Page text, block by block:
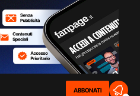
ABBONATI